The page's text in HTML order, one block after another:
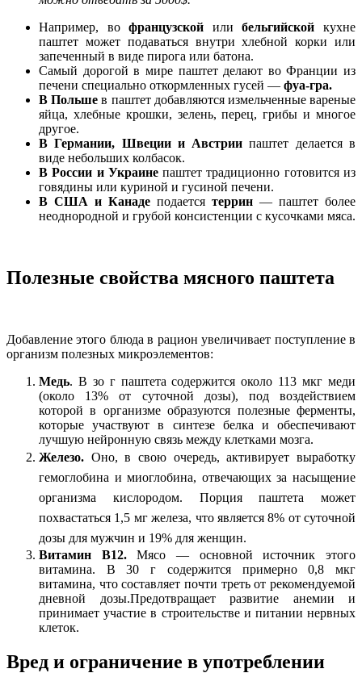
Например, вофранцузской илибельгийской кухне
паштет может подаваться внутри хлебной корки или
запеченный в виде пирога или батона.
Самый дорогой в мире паштет делают во Франции из
печени специально откормленных гусей — фуа-гра.
В Польше в паштет добавляются измельченные вареные
яйца, хлебные крошки, зелень, перец, грибы и многое
другое.
В Германии, Швеции и Австрии паштет делается в
виде небольших колбасок.
В России и Украинепаштет традиционно готовится из
говядины или куриной и гусиной печени.
В США и Канаде подается террин — паштет более
неоднородной и грубой консистенции с кусочками мяса.
Полезные свойства мясного паштета
Добавление этого блюда в рацион увеличивает поступление в
организм полезных микроэлементов:
Медь. В зо г паштета содержится около 113 мкг меди
(около 13% от суточной дозы), под воздействием
которой в организме образуются полезные ферменты,
которые участвуют в синтезе белка и обеспечивают
лучшую нейронную связь между клетками мозга.
Железо. Оно, в свою очередь, активирует выработку
гемоглобина и миоглобина, отвечающих за насыщение
организма кислородом. Порция паштета может
похвастаться 1,5 мг железа, что является 8% от суточной
дозы для мужчин и 19% для женщин.
Витамин B12.Мясо — основной источник этого
витамина. В 30 г содержится примерно 0,8 мкг
витамина, что составляет почти треть от рекомендуемой
дневной дозы.Предотвращает развитие анемии и
принимает участие в строительстве и питании нервных
клеток.
Вред и ограничение в употреблении